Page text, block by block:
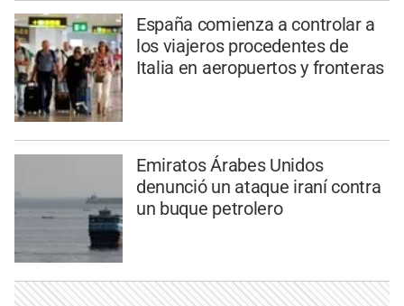
España comienza a controlar a
los viajeros procedentes de
Italia en aeropuertos y fronteras
Emiratos Árabes Unidos
denunció un ataque iraní contra
un buque petrolero